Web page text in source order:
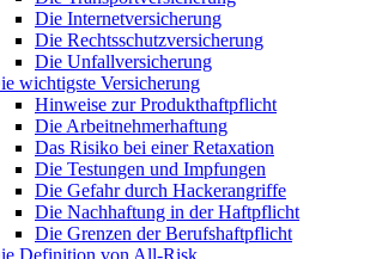
Die Internetversicherung
Die Rechtsschutzversicherung
Die Unfallversicherung
wichtigste Versicherung
Hinweise zur Produkthaftpflicht
Die Arbeitnehmerhaftung
Das Risiko bei einer Retaxation
Die Testungen und Impfungen
Die Gefahr durch Hackerangriffe
Die Nachhaftung in der Haftpflicht
Die Grenzen der Berufshaftpflicht
Definition von All-Risk